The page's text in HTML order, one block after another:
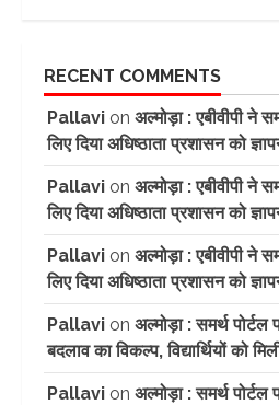
RECENT COMMENTS
Pallavi on अल्मोड़ा : एबीवीपी ने
लिए दिया अधिष्ठाता प्रशासन को
Pallavi on अल्मोड़ा : एबीवीपी ने
लिए दिया अधिष्ठाता प्रशासन को
Pallavi on अल्मोड़ा : एबीवीपी ने
लिए दिया अधिष्ठाता प्रशासन को
Pallavi on अल्मोड़ा : समर्थ
बदलाव का विकल्प, विद्यार्थियों को
Pallavi on अल्मोड़ा : समर्थ